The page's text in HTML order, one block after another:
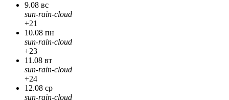
9.08 вс
sun-rain-cloud
+21
10.08 пн
sun-rain-cloud
+23
11.08 вт
sun-rain-cloud
+24
12.08 ср
sun-rain-cloud